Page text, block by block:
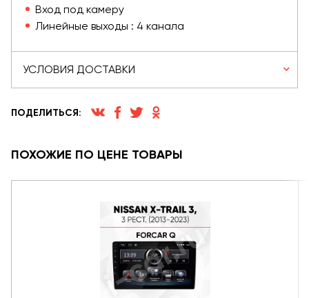
Вход под камеру
Линейные выходы : 4 канала
УСЛОВИЯ ДОСТАВКИ
ПОДЕЛИТЬСЯ:
ПОХОЖИЕ ПО ЦЕНЕ ТОВАРЫ